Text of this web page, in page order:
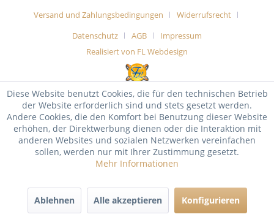
Versand und Zahlungsbedingungen
Widerrufsrecht
Datenschutz
AGB
Impressum
Realisiert von FL Webdesign
Diese Website benutzt Cookies, die für den technischen Betrieb
der Website erforderlich sind und stets gesetzt werden.
Andere Cookies, die den Komfort bei Benutzung dieser Website
erhöhen, der Direktwerbung dienen oder die Interaktion mit
anderen Websites und sozialen Netzwerken vereinfachen
sollen, werden nur mit Ihrer Zustimmung gesetzt.
Mehr Informationen
Ablehnen Alle akzeptieren Konfigurieren